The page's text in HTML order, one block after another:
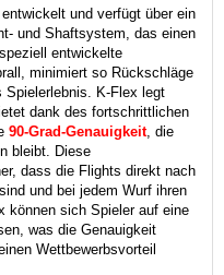
und verfügt über ein
und Shaftsystem, das einen
entwickelte
minimiert so Rückschläge
K-Flex legt
dank des fortschrittlichen
90-Grad-Genauigkeit, die
bleibt. Diese
dass die Flights direkt nach
und bei jedem Wurf ihren
können sich Spieler auf eine
was die Genauigkeit
Wettbewerbsvorteil